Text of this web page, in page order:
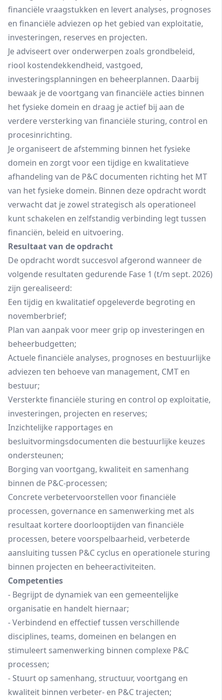
financiële vraagstukken en levert analyses, prognoses
en financiële adviezen op het gebied van exploitatie,
investeringen, reserves en projecten.
Je adviseert over onderwerpen zoals grondbeleid,
riool kostendekkendheid, vastgoed,
investeringsplanningen en beheerplannen. Daarbij
bewaak je de voortgang van financiële acties binnen
het fysieke domein en draag je actief bij aan de
verdere versterking van financiële sturing, control en
procesinrichting.
Je organiseert de afstemming binnen het fysieke
domein en zorgt voor een tijdige en kwalitatieve
afhandeling van de P&C documenten richting het MT
van het fysieke domein. Binnen deze opdracht wordt
verwacht dat je zowel strategisch als operationeel
kunt schakelen en zelfstandig verbinding legt tussen
financiën, beleid en uitvoering.
Resultaat van de opdracht
De opdracht wordt succesvol afgerond wanneer de
volgende resultaten gedurende Fase 1 (t/m sept. 2026)
zijn gerealiseerd:
Een tijdig en kwalitatief opgeleverde begroting en
novemberbrief;
Plan van aanpak voor meer grip op investeringen en
beheerbudgetten;
Actuele financiële analyses, prognoses en bestuurlijke
adviezen ten behoeve van management, CMT en
bestuur;
Versterkte financiële sturing en control op exploitatie,
investeringen, projecten en reserves;
Inzichtelijke rapportages en
besluitvormingsdocumenten die bestuurlijke keuzes
ondersteunen;
Borging van voortgang, kwaliteit en samenhang
binnen de P&C-processen;
Concrete verbetervoorstellen voor financiële
processen, governance en samenwerking met als
resultaat kortere doorlooptijden van financiële
processen, betere voorspelbaarheid, verbeterde
aansluiting tussen P&C cyclus en operationele sturing
binnen projecten en beheeractiviteiten.
Competenties
- Begrijpt de dynamiek van een gemeentelijke
organisatie en handelt hiernaar;
- Verbindend en effectief tussen verschillende
disciplines, teams, domeinen en belangen en
stimuleert samenwerking binnen complexe P&C
processen;
- Stuurt op samenhang, structuur, voortgang en
kwaliteit binnen verbeter- en P&C trajecten;